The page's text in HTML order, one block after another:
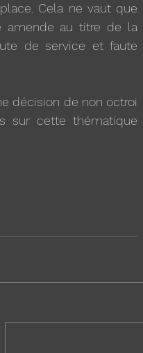
Cela ne vaut que
amende au titre de la
de service et faute
décision de non octroi
sur cette thématique